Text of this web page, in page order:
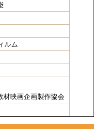
ルム
材映画企画製作協会